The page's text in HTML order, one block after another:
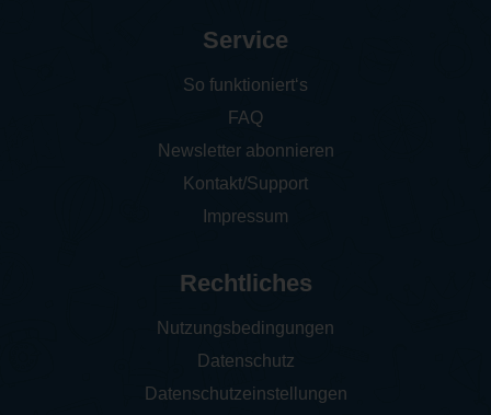
Service
So funktioniert‘s
FAQ
Newsletter abonnieren
Kontakt/Support
Impressum
Rechtliches
Nutzungsbedingungen
Datenschutz
Datenschutzeinstellungen